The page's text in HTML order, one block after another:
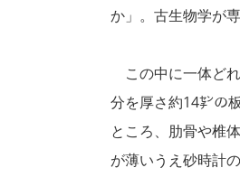
か」。古生物学が
この中に一体ど
分を厚さ約14㌢の
ところ、肋骨や椎
が薄いうえ砂時計